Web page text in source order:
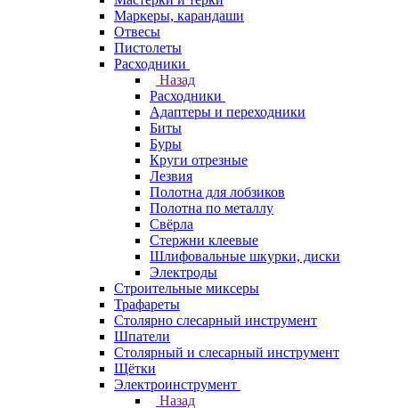
Маркеры, карандаши
Отвесы
Пистолеты
Расходники
Назад
Расходники
Адаптеры и переходники
Биты
Буры
Круги отрезные
Лезвия
Полотна для лобзиков
Полотна по металлу
Свёрла
Стержни клеевые
Шлифовальные шкурки, диски
Электроды
Строительные миксеры
Трафареты
Столярно слесарный инструмент
Шпатели
Столярный и слесарный инструмент
Щётки
Электроинструмент
Назад